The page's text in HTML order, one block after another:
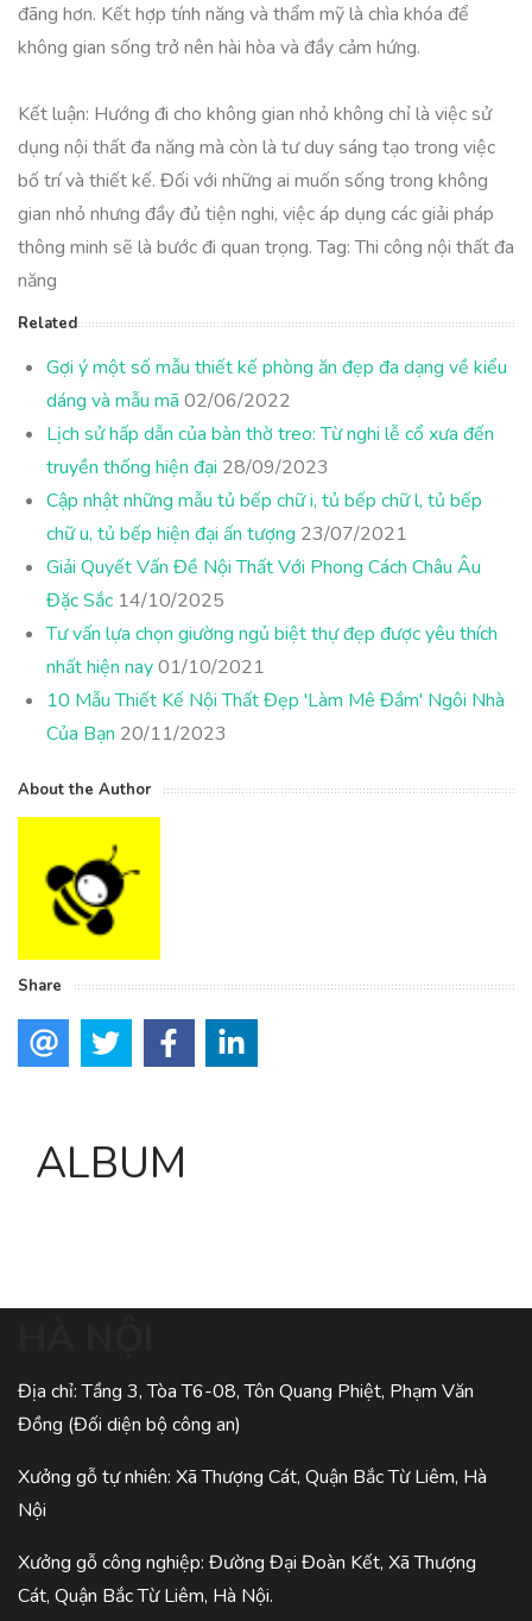
đãng hơn. Kết hợp tính năng và thẩm mỹ là chìa khóa để
không gian sống trở nên hài hòa và đầy cảm hứng.
Kết luận: Hướng đi cho không gian nhỏ không chỉ là việc sử
dụng nội thất đa năng mà còn là tư duy sáng tạo trong việc
bố trí và thiết kế. Đối với những ai muốn sống trong không
gian nhỏ nhưng đầy đủ tiện nghi, việc áp dụng các giải pháp
thông minh sẽ là bước đi quan trọng. Tag: Thi công nội thất đa
năng
Related
Gợi ý một số mẫu thiết kế phòng ăn đẹp đa dạng về kiểu
dáng và mẫu mã 02/06/2022
Lịch sử hấp dẫn của bàn thờ treo: Từ nghi lễ cổ xưa đến
truyền thống hiện đại 28/09/2023
Cập nhật những mẫu tủ bếp chữ i, tủ bếp chữ l, tủ bếp
chữ u, tủ bếp hiện đại ấn tượng 23/07/2021
Giải Quyết Vấn Đề Nội Thất Với Phong Cách Châu Âu
Đặc Sắc 14/10/2025
Tư vấn lựa chọn giường ngủ biệt thự đẹp được yêu thích
nhất hiện nay01/10/2021
10 Mẫu Thiết Kế Nội Thất Đẹp 'Làm Mê Đắm' Ngôi Nhà
Của Bạn 20/11/2023
About the Author
Share
ALBUM
Địa chỉ: Tầng 3, Tòa T6-08, Tôn Quang Phiệt, Phạm Văn
Đồng (Đối diện bộ công an)
Xưởng gỗ tự nhiên: Xã Thượng Cát, Quận Bắc Từ Liêm, Hà
Nội
Xưởng gỗ công nghiệp: Đường Đại Đoàn Kết, Xã Thượng
Cát, Quận Bắc Từ Liêm, Hà Nội.